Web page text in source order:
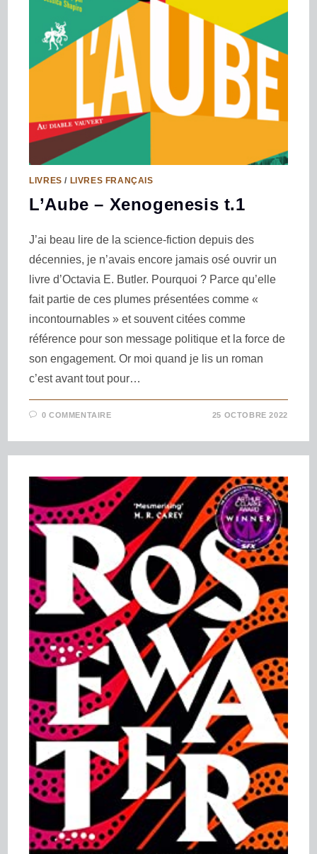
LIVRES / LIVRES FRANÇAIS
L’Aube – Xenogenesis t.1
J’ai beau lire de la science-fiction depuis des
décennies, je n’avais encore jamais osé ouvrir un
livre d’Octavia E. Butler. Pourquoi ? Parce qu’elle
fait partie de ces plumes présentées comme «
incontournables » et souvent citées comme
référence pour son message politique et la force de
son engagement. Or moi quand je lis un roman
c’est avant tout pour…
0 COMMENTAIRE 25 OCTOBRE 2022